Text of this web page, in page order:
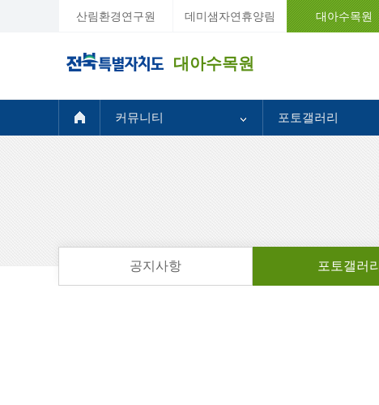
산림환경연구원 데미샘자연휴양림 대아수목원
대아수목원
커뮤니티 포토갤러리
공지사항 포토갤러리